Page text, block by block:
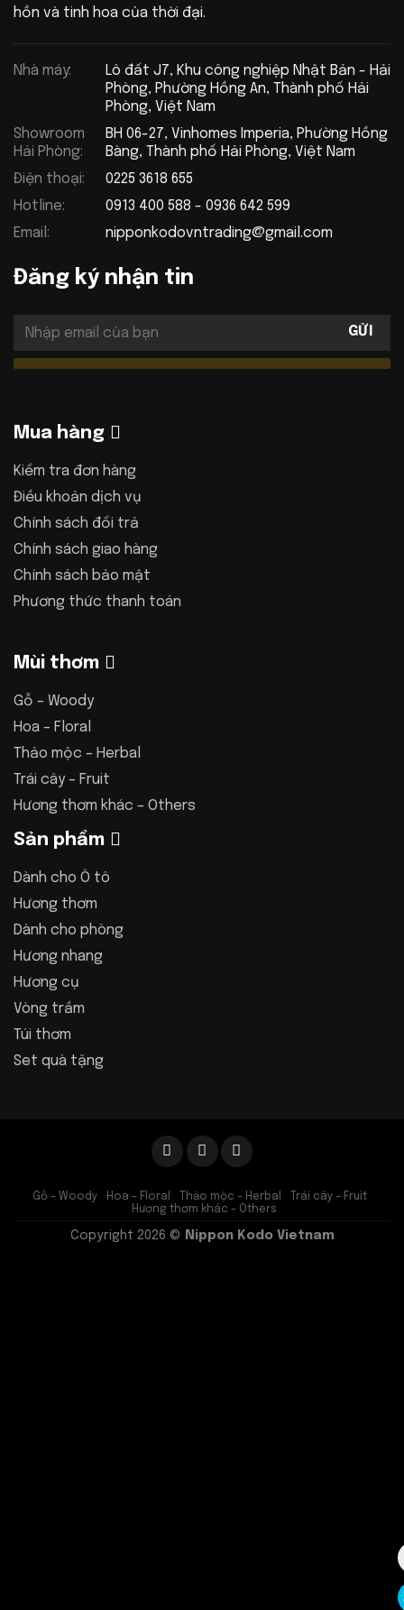
hồn và tinh hoa của thời đại.
Nhà máy:
Lô đất J7, Khu công nghiệp Nhật Bản - Hải
Phòng, Phường Hồng An, Thành phố Hải
Phòng, Việt Nam
Showroom
Hải Phòng:
BH 06-27, Vinhomes Imperia, Phường Hồng
Bàng, Thành phố Hải Phòng, Việt Nam
Điện thoại:
0225 3618 655
Hotline:
0913 400 588 - 0936 642 599
Email:
nipponkodovntrading@gmail.com
Đăng ký nhận tin
Mua hàng
Kiểm tra đơn hàng
Điều khoản dịch vụ
Chính sách đổi trả
Chính sách giao hàng
Chính sách bảo mật
Phương thức thanh toán
Mùi thơm
Gỗ – Woody
Hoa – Floral
Thảo mộc – Herbal
Trái cây – Fruit
Hương thơm khác – Others
Sản phẩm
Dành cho Ô tô
Hương thơm
Dành cho phòng
Hương nhang
Hương cụ
Vòng trầm
Túi thơm
Set quà tặng
Gỗ – Woody Hoa – Floral Thảo mộc – Herbal
Trái cây – Fruit
Hương thơm khác – Others
Copyright 2026 © Nippon Kodo Vietnam